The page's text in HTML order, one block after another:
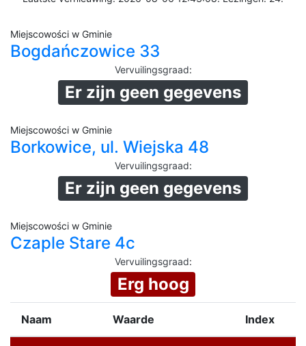
Miejscowości w Gminie
Bogdańczowice 33
Vervuilingsgraad:
Er zijn geen gegevens
Miejscowości w Gminie
Borkowice, ul. Wiejska 48
Vervuilingsgraad:
Er zijn geen gegevens
Miejscowości w Gminie
Czaple Stare 4c
Vervuilingsgraad:
Erg hoog
Naam Waarde Index